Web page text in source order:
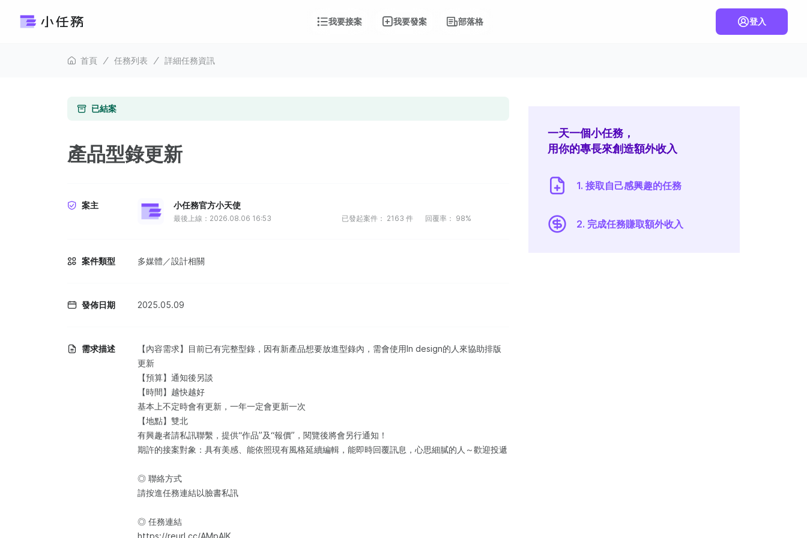
我要接案 我要發案 部落格 登入
首頁 任務列表 詳細任務資訊
已結案
產品型錄更新
案主 小任務官方小天使
最後上線：2026.08.06 16:53 已發起案件： 2163 件 回覆率： 98%
案件類型 多媒體／設計相關
發佈日期 2025.05.09
需求描述
【內容需求】目前已有完整型錄，因有新產品想要放進型錄內，需會使用In design的人來協助排版
更新
【預算】通知後另談
【時間】越快越好
基本上不定時會有更新，一年一定會更新一次
【地點】雙北
有興趣者請私訊聯繫，提供“作品”及“報價”，閱覽後將會另行通知！
期許的接案對象：具有美感、能依照現有風格延續編輯，能即時回覆訊息，心思細膩的人～歡迎投遞
◎ 聯絡方式
請按進任務連結以臉書私訊
◎ 任務連結
https://reurl.cc/AMpAlK
一天一個小任務，
用你的專長來創造額外收入
1. 接取自己感興趣的任務
2. 完成任務賺取額外收入